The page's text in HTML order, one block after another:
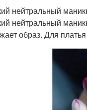
нейтральный
нейтральный
образ. Для